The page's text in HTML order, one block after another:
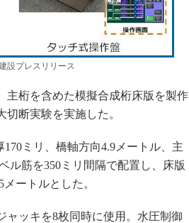
プレスリリース
桁を含めた模擬合成桁床版を製作
断実験を実施した。
ミリ、橋軸方向4.9メートル、主
ル筋を350ミリ間隔で配置し、床版
ートルとした。
ッキを8枚同時に使用。水圧制御